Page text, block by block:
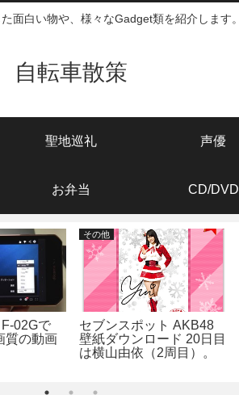
面白い物や、様々なGadget類を紹介します。
自転車散策
聖地巡礼 声優
お弁当 CD/DVD
02Gで
質の動画
その他
セブンスポット AKB48
壁紙ダウンロード 20日目
は横山由依（2周目）。